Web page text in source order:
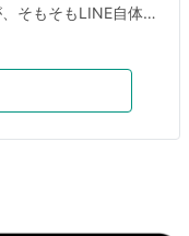
そもそもLINE自体持
の一番の気になるこ
ーメイドのスーツを
テンションが上がり